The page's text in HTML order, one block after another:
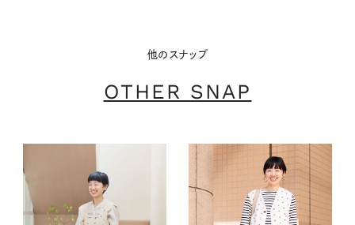
他のスナップ
OTHER SNAP